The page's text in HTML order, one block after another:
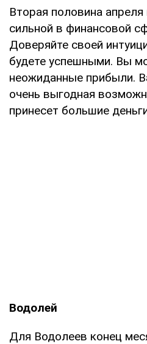
Вторая половина
сильной в финансовой
Доверяйте своей
будете успешными. Вы
неожиданные прибыли.
очень выгодная
принесет большие
Водолей
Для Водолеев конец